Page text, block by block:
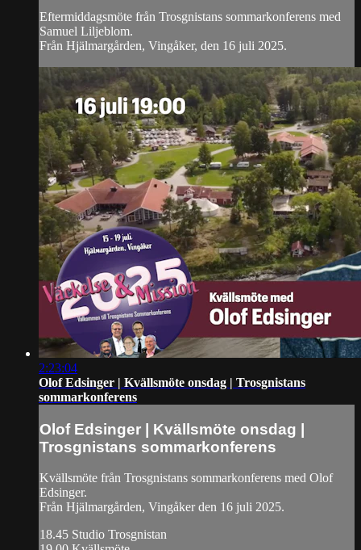
Eftermiddagsmöte från Trosgnistans sommarkonferens med
Samuel Liljeblom.
Från Hjälmargården, Vingåker, den 16 juli 2025.
2:23:04
Olof Edsinger | Kvällsmöte onsdag | Trosgnistans
sommarkonferens
Olof Edsinger | Kvällsmöte onsdag |
Trosgnistans sommarkonferens
Kvällsmöte från Trosgnistans sommarkonferens med Olof
Edsinger.
Från Hjälmargården, Vingåker den 16 juli 2025.
18.45 Studio Trosgnistan